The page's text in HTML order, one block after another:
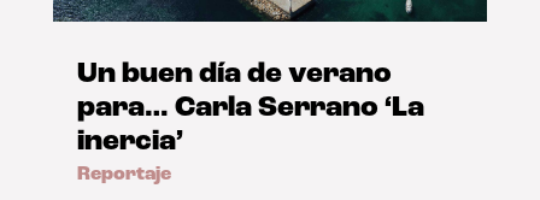
Un buen día de verano
para… Carla Serrano ‘La
inercia’
Reportaje